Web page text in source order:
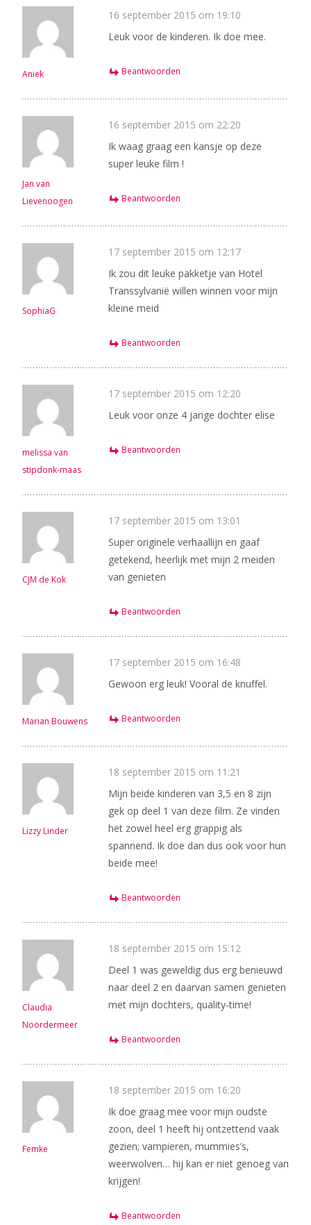
Aniek
16 september 2015 om 19:10
Leuk voor de kinderen. Ik doe mee.
Beantwoorden
Jan van
Lievenoogen
16 september 2015 om 22:20
Ik waag graag een kansje op deze
super leuke film !
Beantwoorden
SophiaG
17 september 2015 om 12:17
Ik zou dit leuke pakketje van Hotel
Transsylvanië willen winnen voor mijn
kleine meid
Beantwoorden
melissa van
stipdonk-maas
17 september 2015 om 12:20
Leuk voor onze 4 jarige dochter elise
Beantwoorden
CJM de Kok
17 september 2015 om 13:01
Super originele verhaallijn en gaaf
getekend, heerlijk met mijn 2 meiden
van genieten
Beantwoorden
Marian Bouwens
17 september 2015 om 16:48
Gewoon erg leuk! Vooral de knuffel.
Beantwoorden
Lizzy Linder
18 september 2015 om 11:21
Mijn beide kinderen van 3,5 en 8 zijn
gek op deel 1 van deze film. Ze vinden
het zowel heel erg grappig als
spannend. Ik doe dan dus ook voor hun
beide mee!
Beantwoorden
Claudia
Noordermeer
18 september 2015 om 15:12
Deel 1 was geweldig dus erg benieuwd
naar deel 2 en daarvan samen genieten
met mijn dochters, quality-time!
Beantwoorden
Femke
18 september 2015 om 16:20
Ik doe graag mee voor mijn oudste
zoon, deel 1 heeft hij ontzettend vaak
gezien; vampieren, mummies’s,
weerwolven… hij kan er niet genoeg van
krijgen!
Beantwoorden